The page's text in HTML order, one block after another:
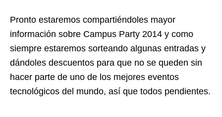
Pronto estaremos compartiéndoles mayor
información sobre Campus Party 2014 y como
siempre estaremos sorteando algunas entradas y
dándoles descuentos para que no se queden sin
hacer parte de uno de los mejores eventos
tecnológicos del mundo, así que todos pendientes.